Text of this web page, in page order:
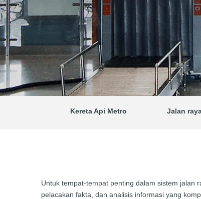
Kereta Api Metro Jalan
Untuk tempat-tempat penting dalam sistem jalan
pelacakan fakta, dan analisis informasi yang